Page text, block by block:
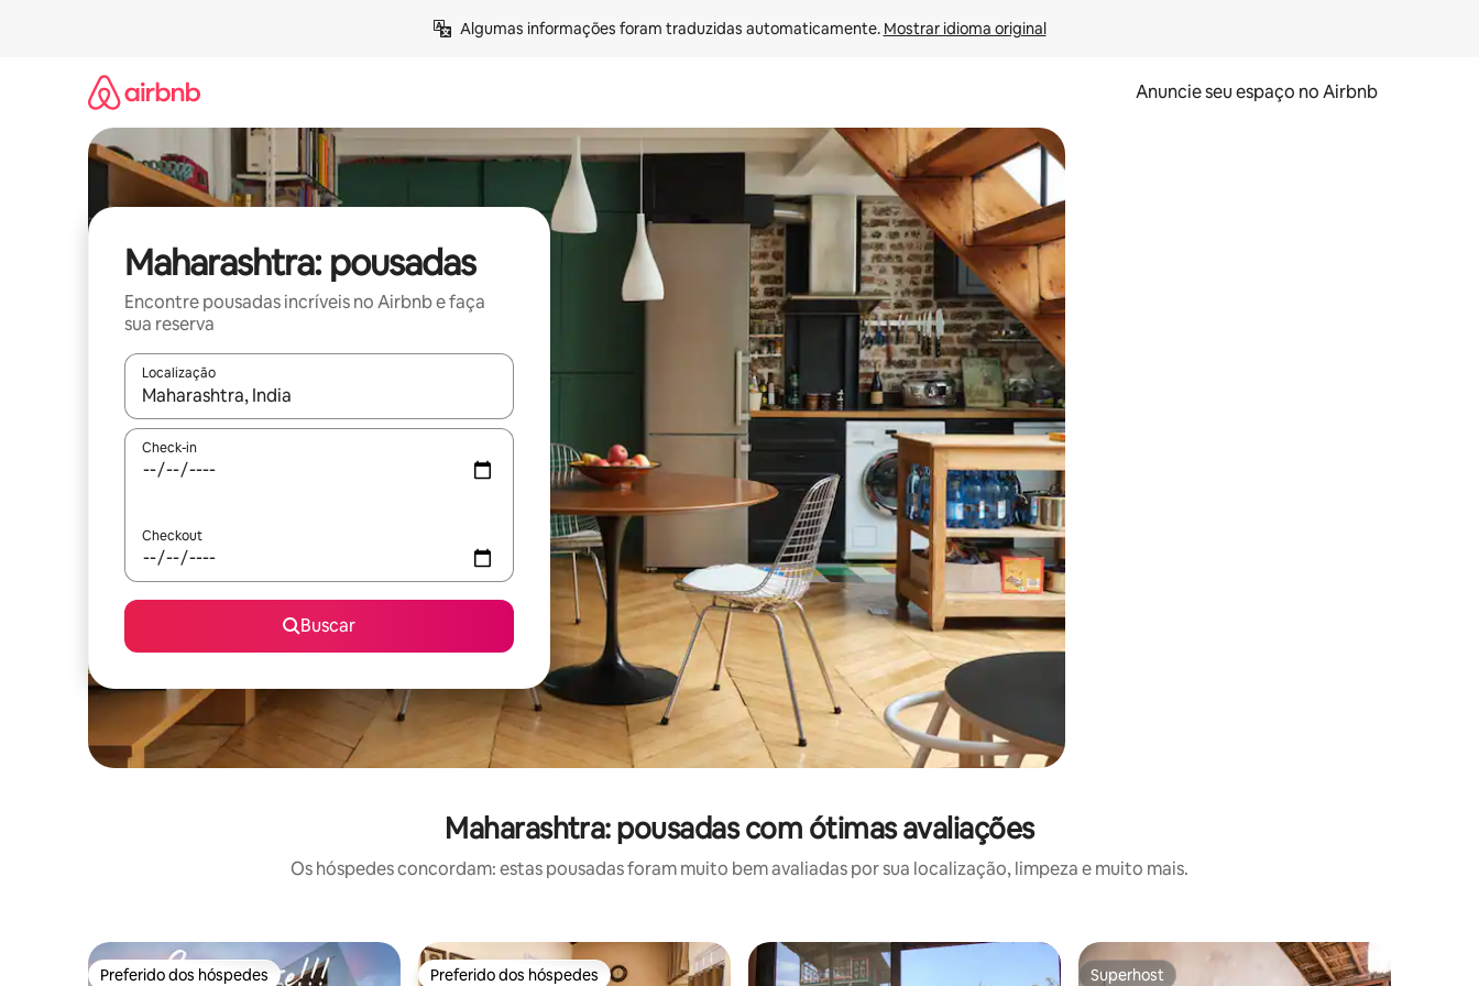
Algumas informações foram traduzidas automaticamente. Mostrar idioma original
Anuncie seu espaço no Airbnb
Maharashtra: pousadas
Encontre pousadas incríveis no Airbnb e faça
sua reserva
Localização
Quando os resultados estiverem disponíveis, explore-os usando as seta para cima e para baixo do teclado ou tocando e deslizando o dedo na tela.
Check-in
Checkout
Buscar
Maharashtra: pousadas com ótimas avaliações
Os hóspedes concordam: estas pousadas foram muito bem avaliadas por sua localização, limpeza e muito mais.
Preferido dos hóspedes Preferido dos hóspedes Superhost